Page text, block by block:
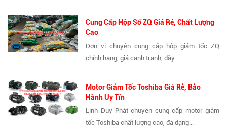
Cung Cấp Hộp Số ZQ Giá Rẻ, Chất Lượng
Cao
Đơn vị chuyên cung cấp hộp giảm tốc ZQ
chính hãng, giá cạnh tranh, đầy...
Motor Giảm Tốc Toshiba Giá Rẻ, Bảo
Hành Uy Tín
Linh Duy Phát chuyên cung cấp motor giảm
tốc Toshiba chất lượng cao, đa dạng...